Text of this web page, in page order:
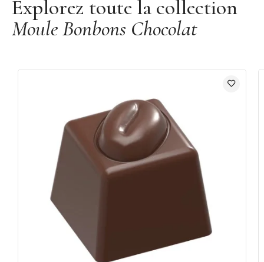
Explorez toute la collection
Moule Bonbons Chocolat